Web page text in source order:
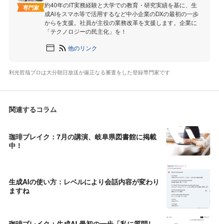
専門家
約40年のIT実務経験と大学での教育・研究実績を基に、生
成AIをスマホ等で活用するなど中小企業のDXの最初の一歩
からを支援。社員が主役の業務改革を支援します。企業に
「テクノロジーの民主化」を！
他のリンク
利光哲哉プロは大分朝日放送が厳正なる審査をした登録専門家です
関連するコラム
珈琲ブレイク：7月の講演、岐阜県図書館に掲載
中！
生成AIの使い方：レベルにより会話内容が変わり
ますね